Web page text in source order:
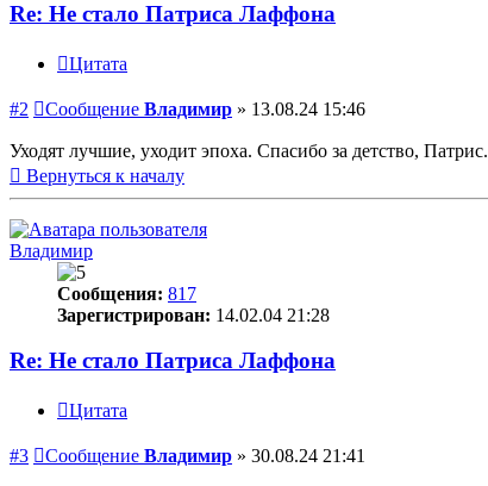
Re: Не стало Патриса Лаффона
Цитата
#2 Сообщение Владимир » 13.08.24 15:46
Уходят лучшие, уходит эпоха. Спасибо за детство, Патрис.
Вернуться к началу
Владимир
Сообщения: 817
Зарегистрирован: 14.02.04 21:28
Re: Не стало Патриса Лаффона
Цитата
#3 Сообщение Владимир » 30.08.24 21:41